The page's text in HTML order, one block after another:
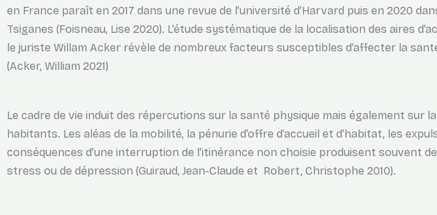
en France paraît en 2017 dans une revue de l’université d’Harvard puis en 2020
Tsiganes (Foisneau, Lise 2020). L’étude systématique de la localisation des aires
le juriste Willam Acker révèle de nombreux facteurs susceptibles d’affecter la
(Acker, William 2021)
Le cadre de vie induit des répercutions sur la santé physique mais également sur
habitants. Les aléas de la mobilité, la pénurie d’offre d’accueil et d’habitat, les
conséquences d’une interruption de l’itinérance non choisie produisent souvent
stress ou de dépression (Guiraud, Jean-Claude et Robert, Christophe 2010).